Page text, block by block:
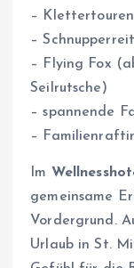
– Klettertouren
–
– Flying Fox
Seilrutsche)
– spannende
–
Im
gemeinsame
Vordergrund.
Urlaub in St.